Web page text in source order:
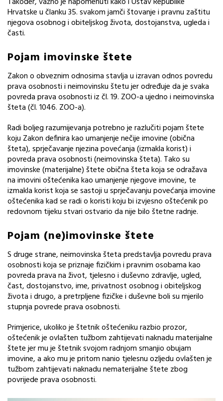
Hrvatske u članku 35. svakom jamči štovanje i pravnu zaštitu
njegova osobnog i obiteljskog života, dostojanstva, ugleda i
časti.
Pojam imovinske štete
Zakon o obveznim odnosima stavlja u izravan odnos povredu
prava osobnosti i neimovinsku štetu jer određuje da je svaka
povreda prava osobnosti iz čl. 19. ZOO-a ujedno i neimovinska
šteta (čl. 1046. ZOO-a).
Radi boljeg razumijevanja potrebno je razlučiti pojam štete
koju Zakon definira kao umanjenje nečije imovine (obična
šteta), sprječavanje njezina povećanja (izmakla korist) i
povreda prava osobnosti (neimovinska šteta). Tako su
imovinske (materijalne) štete obična šteta koja se odražava
na imovini oštećenika kao umanjenje njegove imovine, te
izmakla korist koja se sastoji u sprječavanju povećanja imovine
oštećenika kad se radi o koristi koju bi izvjesno oštećenik po
redovnom tijeku stvari ostvario da nije bilo štetne radnje.
Pojam (ne)imovinske štete
S druge strane, neimovinska šteta predstavlja povredu prava
osobnosti koja se priznaje fizičkim i pravnim osobama kao
povreda prava na život, tjelesno i duševno zdravlje, ugled,
čast, dostojanstvo, ime, privatnost osobnog i obiteljskog
života i drugo, a pretrpljene fizičke i duševne boli su mjerilo
stupnja povrede prava osobnosti.
Primjerice, ukoliko je štetnik oštećeniku razbio prozor,
oštećenik je ovlašten tužbom zahtijevati naknadu materijalne
štete jer mu je štetnik svojom radnjom smanjio obujam
imovine, a ako mu je pritom nanio tjelesnu ozljedu ovlašten je
tužbom zahtijevati naknadu nematerijalne štete zbog
povrijede prava osobnosti.